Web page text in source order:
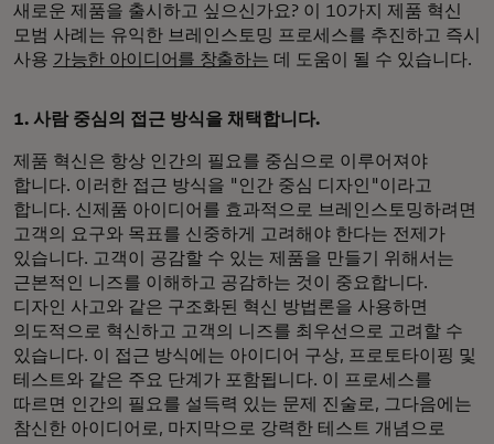
새로운 제품을 출시하고 싶으신가요? 이 10가지 제품 혁신
모범 사례는 유익한 브레인스토밍 프로세스를 추진하고 즉시
사용 가능한 아이디어를 창출하는 데 도움이 될 수 있습니다.
1. 사람 중심의 접근 방식을 채택합니다.
제품 혁신은 항상 인간의 필요를 중심으로 이루어져야
합니다. 이러한 접근 방식을 "인간 중심 디자인"이라고
합니다. 신제품 아이디어를 효과적으로 브레인스토밍하려면
고객의 요구와 목표를 신중하게 고려해야 한다는 전제가
있습니다. 고객이 공감할 수 있는 제품을 만들기 위해서는
근본적인 니즈를 이해하고 공감하는 것이 중요합니다.
디자인 사고와 같은 구조화된 혁신 방법론을 사용하면
의도적으로 혁신하고 고객의 니즈를 최우선으로 고려할 수
있습니다. 이 접근 방식에는 아이디어 구상, 프로토타이핑 및
테스트와 같은 주요 단계가 포함됩니다. 이 프로세스를
따르면 인간의 필요를 설득력 있는 문제 진술로, 그다음에는
참신한 아이디어로, 마지막으로 강력한 테스트 개념으로